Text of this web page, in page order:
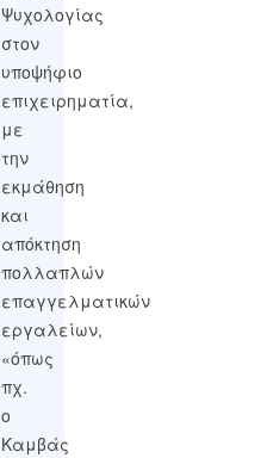
Ψυχολογίας
στον
υποψήφιο
επιχειρηματία,
με
την
εκμάθηση
και
απόκτηση
πολλαπλών
επαγγελματικών
εργαλείων,
«όπως
πχ.
ο
Καμβάς